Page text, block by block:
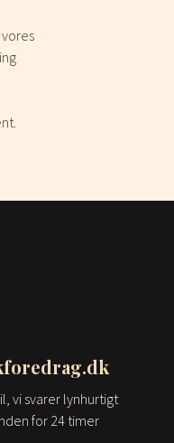
vi svarer lynhurtigt
for 24 timer